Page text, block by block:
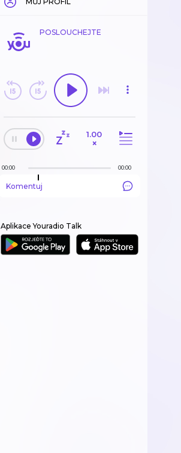
POSLOUCHEJTE
1.00
×
00:00 00:00
Komentuj
Aplikace Youradio Talk